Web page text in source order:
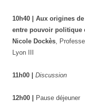
10h40 | Aux origines
entre pouvoir politique
Nicole Dockès ,
Lyon III
11h00 | Discussion
12h00 | Pause déjeuner